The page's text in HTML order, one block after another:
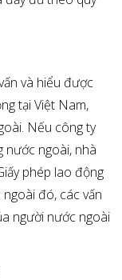
và hiểu được
tại Việt Nam,
Nếu công ty
nước ngoài, nhà
phép lao động
đó, các vấn
người nước ngoài